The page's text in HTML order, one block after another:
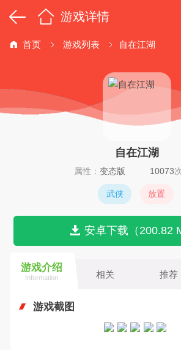
游戏详情
首页 游戏列表 自在江湖
自在江湖
属性： 变态版 10073
武侠 放置
安卓下载（200.82
游戏介绍
Information 相关 推荐
游戏截图